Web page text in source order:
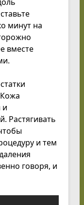
минут на
вместе
и
Растягивать
и тем
говоря, и